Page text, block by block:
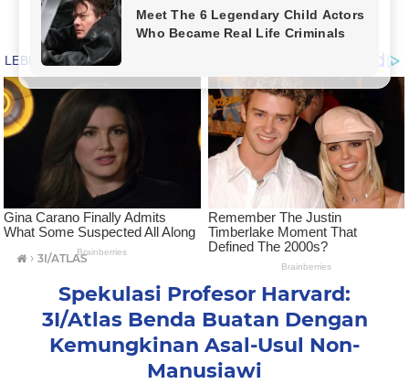
› 3I/ATLAS
Spekulasi Profesor Harvard:
3I/Atlas Benda Buatan Dengan
Kemungkinan Asal-Usul Non-
Manusiawi